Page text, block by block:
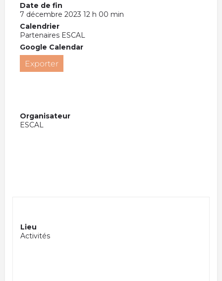
Date de fin
7 décembre 2023 12 h 00 min
Calendrier
Partenaires ESCAL
Google Calendar
Exporter
Organisateur
ESCAL
Lieu
Activités